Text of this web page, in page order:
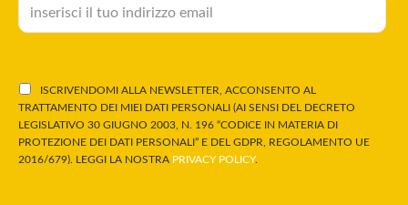
ISCRIVENDOMI ALLA NEWSLETTER, ACCONSENTO AL
TRATTAMENTO DEI MIEI DATI PERSONALI (AI SENSI DEL DECRETO
LEGISLATIVO 30 GIUGNO 2003, N. 196 “CODICE IN MATERIA DI
PROTEZIONE DEI DATI PERSONALI” E DEL GDPR, REGOLAMENTO UE
2016/679). LEGGI LA NOSTRA PRIVACY POLICY.